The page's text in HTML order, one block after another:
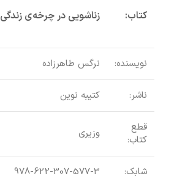
کتاب:
زناشویی در چرخه‌ی زندگی
نویسنده: نرگس طاهرزاده
ناشر: کتیبه نوین
قطع
کتاب:
وزیری
شابک: 978-622-307-577-3